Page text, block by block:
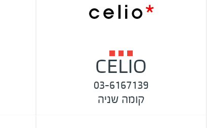
CELIO
03-6167139
קומה שניה